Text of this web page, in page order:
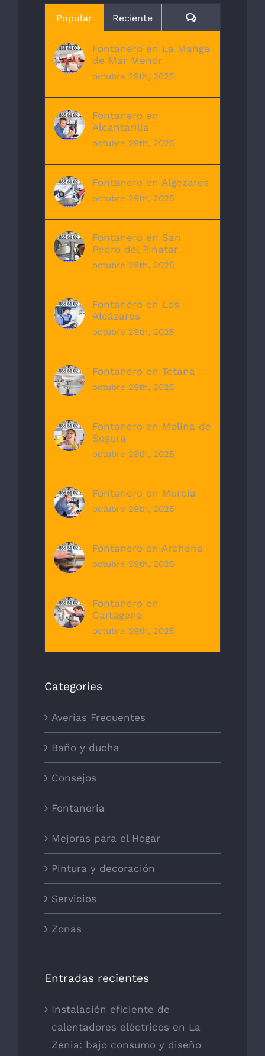
Popular Reciente Comentarios
Fontanero en La Manga
de Mar Menor
octubre 29th, 2025
Fontanero en
Alcantarilla
octubre 29th, 2025
Fontanero en Algezares
octubre 29th, 2025
Fontanero en San
Pedro del Pinatar
octubre 29th, 2025
Fontanero en Los
Alcázares
octubre 29th, 2025
Fontanero en Totana
octubre 29th, 2025
Fontanero en Molina de
Segura
octubre 29th, 2025
Fontanero en Murcia
octubre 29th, 2025
Fontanero en Archena
octubre 29th, 2025
Fontanero en
Cartagena
octubre 29th, 2025
Categories
Averías Frecuentes
Baño y ducha
Consejos
Fontanería
Mejoras para el Hogar
Pintura y decoración
Servicios
Zonas
Entradas recientes
Instalación eficiente de
calentadores eléctricos en La
Zenia: bajo consumo y diseño